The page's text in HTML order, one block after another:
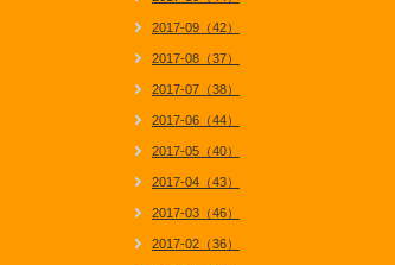
2017-09（42）
2017-08（37）
2017-07（38）
2017-06（44）
2017-05（40）
2017-04（43）
2017-03（46）
2017-02（36）